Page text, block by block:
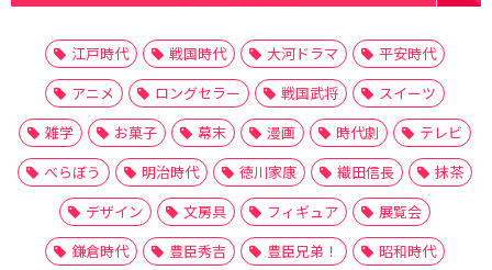
江戸時代 戦国時代 大河ドラマ
平安時代
アニメ
ロングセラー 戦国武将
スイーツ
雑学
お菓子 幕末 漫画 時代劇
テレビ
べらぼう
明治時代 徳川家康 織田信長
抹茶
デザイン
文房具 フィギュア
展覧会
鎌倉時代
豊臣秀吉 豊臣兄弟！
昭和時代